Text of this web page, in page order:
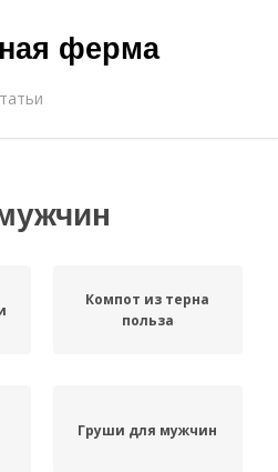
ферма
Компот из терна
польза
Груши для мужчин